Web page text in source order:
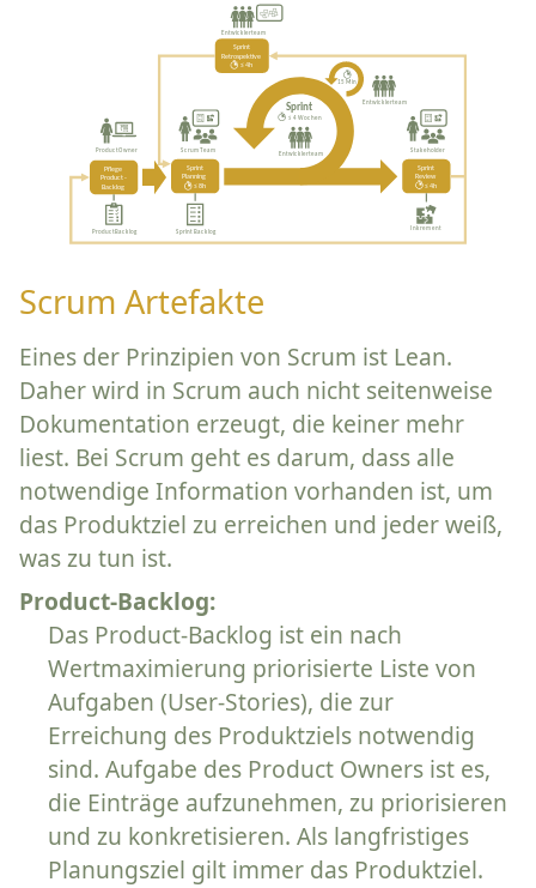
Scrum Artefakte
Eines der Prinzipien von Scrum ist Lean.
Daher wird in Scrum auch nicht seitenweise
Dokumentation erzeugt, die keiner mehr
liest. Bei Scrum geht es darum, dass alle
notwendige Information vorhanden ist, um
das Produktziel zu erreichen und jeder weiß,
was zu tun ist.
Product-Backlog:
Das Product-Backlog ist ein nach
Wertmaximierung priorisierte Liste von
Aufgaben (User-Stories), die zur
Erreichung des Produktziels notwendig
sind. Aufgabe des Product Owners ist es,
die Einträge aufzunehmen, zu priorisieren
und zu konkretisieren. Als langfristiges
Planungsziel gilt immer das Produktziel.